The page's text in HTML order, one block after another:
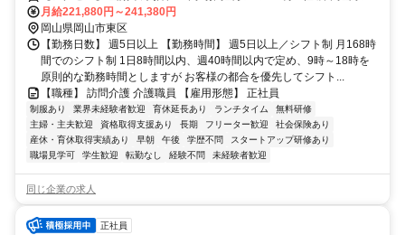
山市東区 広谷474番地16-1 ■アクセス 山陽本線(神戸－門司)岡山駅 バ
ス40分
月給221,880円～241,380円
岡山県岡山市東区
【勤務日数】 週5日以上 【勤務時間】 週5日以上／シフト制 月168時
間でのシフト制 1日8時間以内、週40時間以内で定め、9時～18時を
原則的な勤務時間としますが お客様の都合を優先してシフト...
【職種】 訪問介護 介護職員 【雇用形態】 正社員
制服あり 業界未経験者歓迎 育休延長あり ランチタイム
無料研修
主婦・主夫歓迎
資格取得支援あり 長期 フリーター歓迎
社会保険あり
産休・育休取得実績あり
早朝 午後 学歴不問
スタートアップ研修あり
職場見学可
学生歓迎 転勤なし 経験不問 未経験者歓迎
同じ企業の求人
正社員